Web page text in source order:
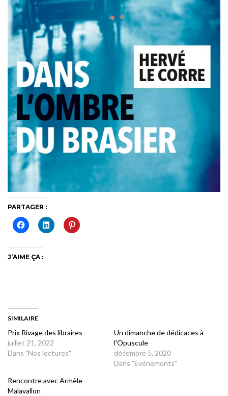
PARTAGER :
J’AIME ÇA :
SIMILAIRE
Prix Rivage des libraires
juillet 21, 2022
Dans "Nos lectures"
Un dimanche de dédicaces à
l’Opuscule
décembre 5, 2020
Dans "Événements"
Rencontre avec Armèle
Malavallon